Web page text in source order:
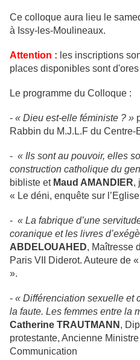
Ce colloque aura lieu le
à Issy-les-Moulineaux.
Attention : les inscriptions
places disponibles sont
Le programme du Colloque :
- « Dieu est-elle féministe ? »
Rabbin du M.J.L.F du Centre-
- « Ils sont au pouvoir, elles
construction catholique du
bibliste et Maud AMANDIER,
« Le déni, enquête sur
- « La fabrique d’une
coranique et les livres
ABDELOUAHED, Maîtresse
Paris VII Diderot. Auteure de «
».
- « Différenciation sexuelle et
la faute. Les femmes entre la
Catherine TRAUTMANN ,
protestante, Ancienne
Communication